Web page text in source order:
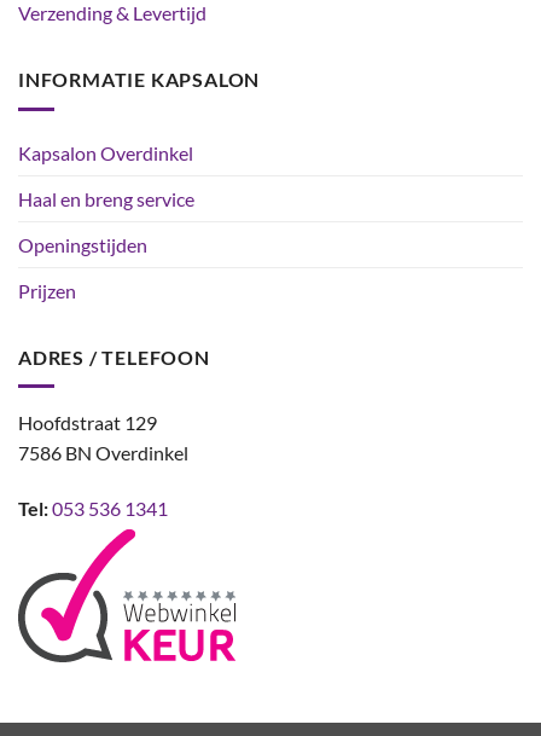
Verzending & Levertijd
INFORMATIE KAPSALON
Kapsalon Overdinkel
Haal en breng service
Openingstijden
Prijzen
ADRES / TELEFOON
Hoofdstraat 129
7586 BN Overdinkel
Tel:053 536 1341